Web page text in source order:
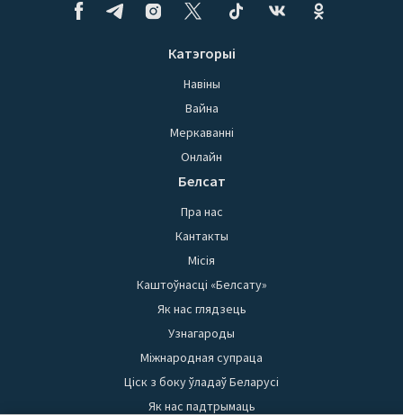
Катэгорыі
Навіны
Вайна
Меркаванні
Онлайн
Белсат
Пра нас
Кантакты
Місія
Каштоўнасці «Белсату»
Як нас глядзець
Узнагароды
Міжнародная супраца
Ціск з боку ўладаў Беларусі
Як нас падтрымаць